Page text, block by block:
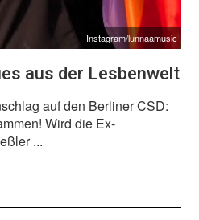
Instagram/lunnaamusic
aus der Lesbenwelt
auf den Berliner CSD:
Wird die Ex-
...